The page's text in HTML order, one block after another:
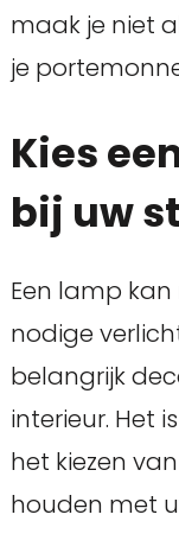
maak je niet
je
Kies
bij uw
Een lamp
nodige
belangrijk
interieur. Het
het kiezen
houden met